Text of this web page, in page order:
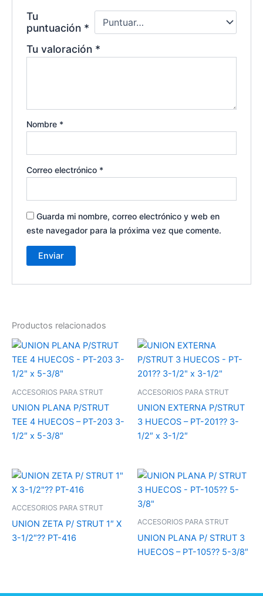
Tu
puntuación *
Tu valoración *
Nombre *
Correo electrónico *
Guarda mi nombre, correo electrónico y web en
este navegador para la próxima vez que comente.
Productos relacionados
ACCESORIOS PARA STRUT
UNION PLANA P/STRUT
TEE 4 HUECOS – PT-203 3-
1/2″ x 5-3/8″
ACCESORIOS PARA STRUT
UNION EXTERNA P/STRUT
3 HUECOS – PT-201?? 3-
1/2″ x 3-1/2″
ACCESORIOS PARA STRUT
UNION ZETA P/ STRUT 1″ X
3-1/2″?? PT-416
ACCESORIOS PARA STRUT
UNION PLANA P/ STRUT 3
HUECOS – PT-105?? 5-3/8″